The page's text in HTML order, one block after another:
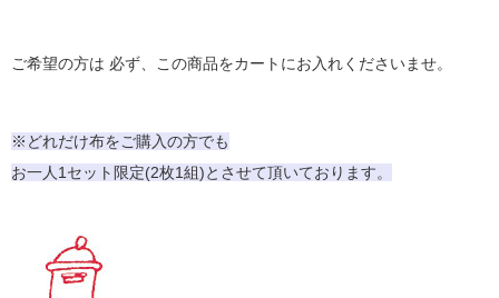
ご希望の方は 必ず、この商品をカートにお入れくださいませ。
※どれだけ布をご購入の方でも
お一人1セット限定(2枚1組)とさせて頂いております。